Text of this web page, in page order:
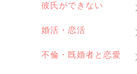
彼氏ができない
婚活・恋活
不倫・既婚者と恋愛